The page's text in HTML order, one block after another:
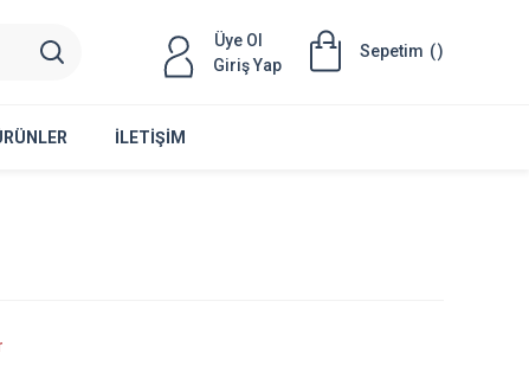
Giriş Yap
Üye Ol
Sepetim ()
İLETIŞIM